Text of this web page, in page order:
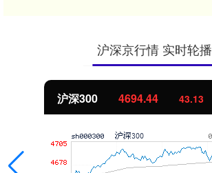
沪深京行情 实时轮播
43.13 0.93%